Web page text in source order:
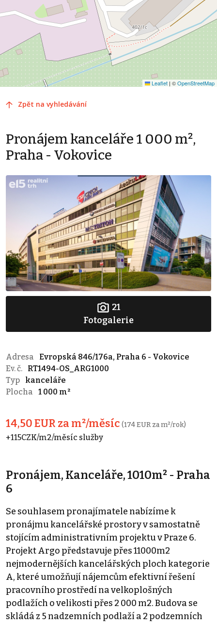
Leaflet | ©OpenStreetMap
Zpět na vyhledávání
Pronájem kanceláře 1 000 m²,
Praha - Vokovice
21
Fotogalerie
Adresa
Evropská 846/176a, Praha 6 - Vokovice
Ev. č.
RT1494-OS_ARG1000
Typ
kanceláře
Plocha
1 000 m²
14,50 EUR za m²/měsíc (174 EUR za m²/rok)
+115CZK/m2/měsíc služby
Pronájem, Kanceláře, 1010m² - Praha
6
Se souhlasem pronajímatele nabízíme k
pronájmu kancelářské prostory v samostatně
stojícím administrativním projektu v Praze 6.
Projekt Argo představuje přes 11000m2
nejmodernějších kancelářských ploch kategorie
A, které umožňují nájemcům efektivní řešení
pracovního prostředí na velkoplošných
podlažích o velikosti přes 2 000 m2. Budova se
skládá z 5 nadzemních podlaží a 2 podzemních